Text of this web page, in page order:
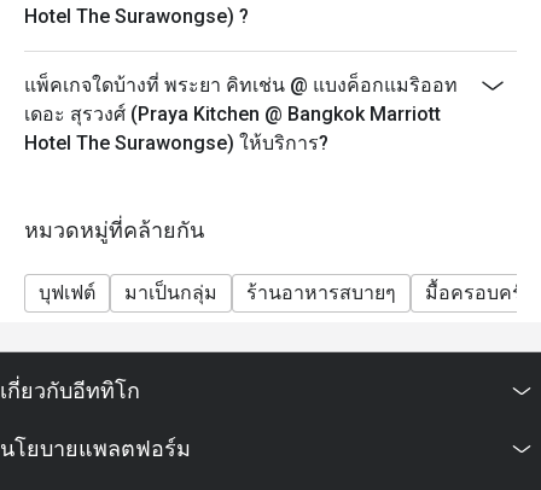
ราคา: 2,088++ บาท (สุทธิ 2,458 บาท)
สิทธิพิเศษสำหรับเจ้าของวันเกิด: รับฟรี! เค้กวันเกิดขนาด
0.5 ปอนด์ เมื่อมาฉลองวันเกิดที่ร้านของเรา
(เงื่อนไข: กรุณาจองล่วงหน้าอย่างน้อย 24 ชั่วโมง และ
ระบุข้อความ "ฉลองวันเกิด" ในรายละเอียดการจอง)
Hotel The Surawongse) ?
แพ็คเกจใดบ้างที่ พระยา คิทเช่น @ แบงค็อกแมริออท
เดอะ สุรวงศ์ (Praya Kitchen @ Bangkok Marriott
Hotel The Surawongse) ให้บริการ?
หมวดหมู่ที่คล้ายกัน
บุฟเฟต์ มาเป็นกลุ่ม ร้านอาหารสบายๆ มื้อครอบครัว
เกี่ยวกับอีททิโก
นโยบายแพลตฟอร์ม